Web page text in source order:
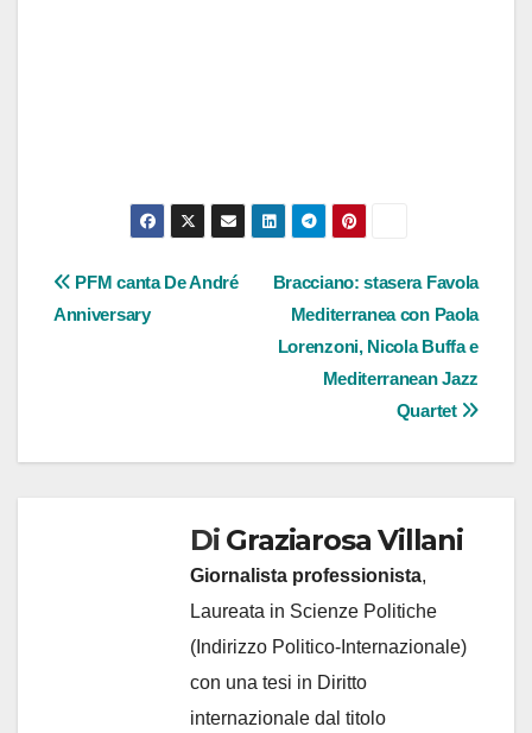
Navigazione
articoli
Bracciano: stasera Favola
Mediterranea con Paola
Lorenzoni, Nicola Buffa e
Mediterranean Jazz
Quartet
PFM canta De André
Anniversary
Di Graziarosa Villani
Giornalista professionista,
Laureata in Scienze Politiche
(Indirizzo Politico-Internazionale)
con una tesi in Diritto
internazionale dal titolo